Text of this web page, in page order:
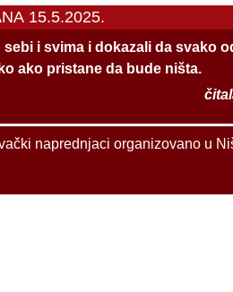
15.5.2025.
sebi i svima i dokazali da svako
ako pristane da bude ništa.
naprednjaci organizovano u